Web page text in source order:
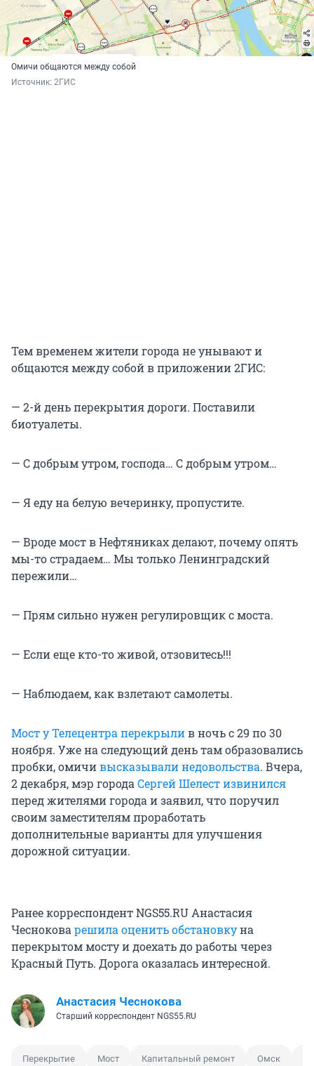
Омичи общаются между собой
Источник: 2ГИС
Тем временем жители города не унывают и
общаются между собой в приложении 2ГИС:
— 2-й день перекрытия дороги. Поставили
биотуалеты.
— С добрым утром, господа… С добрым утром…
— Я еду на белую вечеринку, пропустите.
— Вроде мост в Нефтяниках делают, почему опять
мы-то страдаем… Мы только Ленинградский
пережили…
— Прям сильно нужен регулировщик с моста.
— Если еще кто-то живой, отзовитесь!!!
— Наблюдаем, как взлетают самолеты.
Мост у Телецентра перекрылив ночь с 29 по 30
ноября. Уже на следующий день там образовались
пробки, омичивысказывали недовольства. Вчера,
2 декабря, мэр города Сергей Шелест извинился
перед жителями города и заявил, что поручил
своим заместителям проработать
дополнительные варианты для улучшения
дорожной ситуации.
Ранее корреспондент NGS55.RU Анастасия
Чеснокова решила оценить обстановкуна
перекрытом мосту и доехать до работы через
Красный Путь. Дорога оказалась интересной.
Анастасия Чеснокова
Старший корреспондент NGS55.RU
Перекрытие Мост Капитальный ремонт Омск